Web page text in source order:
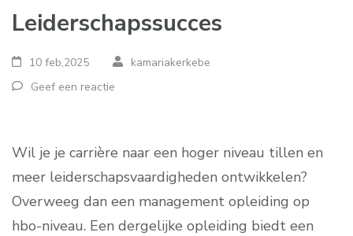
Leiderschapssucces
10 feb,2025
kamariakerkebe
Geef een reactie
Wil je je carrière naar een hoger niveau tillen en
meer leiderschapsvaardigheden ontwikkelen?
Overweeg dan een management opleiding op
hbo-niveau. Een dergelijke opleiding biedt een